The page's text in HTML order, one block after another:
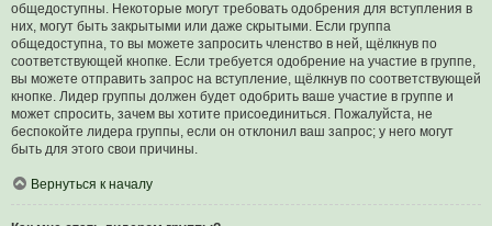
общедоступны. Некоторые могут требовать одобрения для вступления в
них, могут быть закрытыми или даже скрытыми. Если группа
общедоступна, то вы можете запросить членство в ней, щёлкнув по
соответствующей кнопке. Если требуется одобрение на участие в группе,
вы можете отправить запрос на вступление, щёлкнув по соответствующей
кнопке. Лидер группы должен будет одобрить ваше участие в группе и
может спросить, зачем вы хотите присоединиться. Пожалуйста, не
беспокойте лидера группы, если он отклонил ваш запрос; у него могут
быть для этого свои причины.
Вернуться к началу